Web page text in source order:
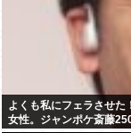
よくも私にフェラさせた
女性。ジャンポケ斎藤